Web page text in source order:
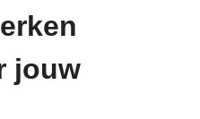
jouw